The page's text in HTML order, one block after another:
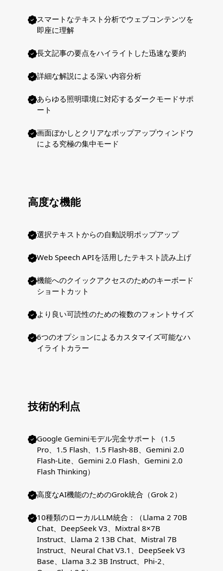
スマートなテキスト分析でウェブコンテンツを
即座に理解
長文記事の要点をハイライトした迅速な要約
詳細な解説による深い内容分析
あらゆる照明環境に対応するダークモードサポ
ート
画面ぼかしとクリアなポップアップウィンドウ
による究極の集中モード
高度な機能
選択テキストからの自動説明ポップアップ
Web Speech APIを活用したテキスト読み上げ
機能へのクイックアクセスのためのキーボード
ショートカット
より良い可読性のための複数のフォントサイズ
6つのオプションによるカスタマイズ可能なハ
イライトカラー
技術的利点
Google Geminiモデル完全サポート（1.5
Pro、1.5 Flash、1.5 Flash-8B、Gemini 2.0
Flash-Lite、Gemini 2.0 Flash、Gemini 2.0
Flash Thinking）
高度なAI機能のためのGrok統合（Grok 2）
10種類のローカルLLM統合：（Llama 2 70B
Chat、DeepSeek V3、Mixtral 8×7B
Instruct、Llama 2 13B Chat、Mistral 7B
Instruct、Neural Chat V3.1、DeepSeek V3
Base、Llama 3.2 3B Instruct、Phi-2、